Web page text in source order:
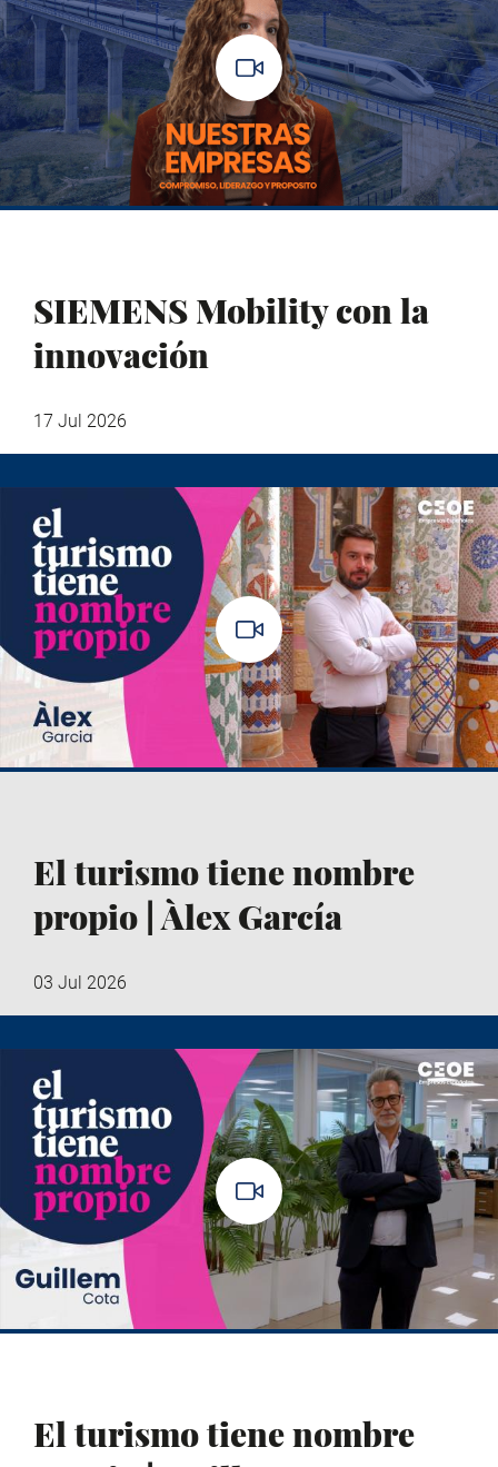
SIEMENS Mobility con la
innovación
17 Jul 2026
El turismo tiene nombre
propio | Àlex García
03 Jul 2026
El turismo tiene nombre